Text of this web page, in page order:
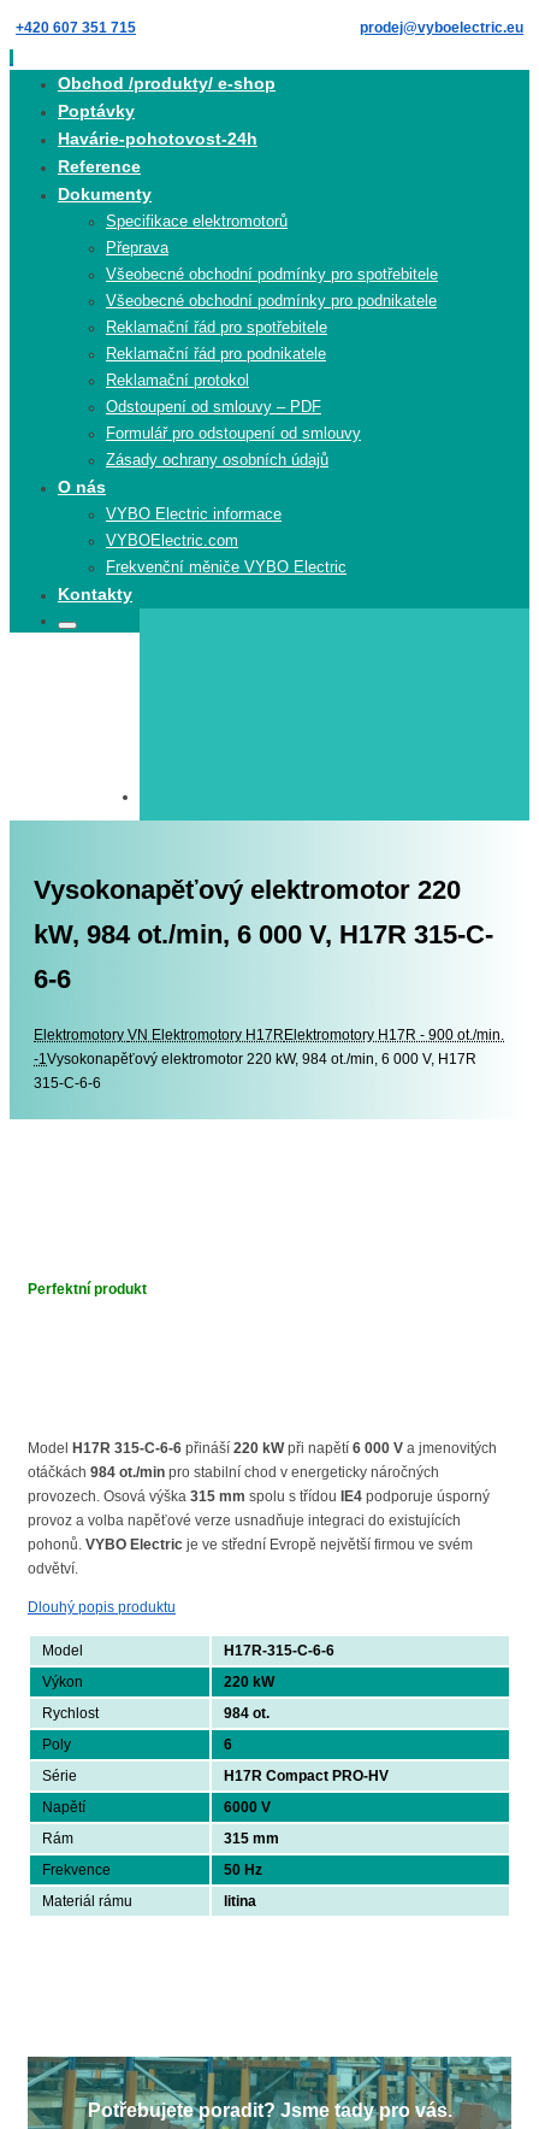
Skip
to
content
+420 607 351 715 prodej@vyboelectric.eu
Obchod /produkty/ e-shop
Poptávky
Havárie-pohotovost-24h
Reference
Dokumenty
Specifikace elektromotorů
Přeprava
Všeobecné obchodní podmínky pro spotřebitele
Všeobecné obchodní podmínky pro podnikatele
Reklamační řád pro spotřebitele
Reklamační řád pro podnikatele
Reklamační protokol
Odstoupení od smlouvy – PDF
Formulář pro odstoupení od smlouvy
Zásady ochrany osobních údajů
O nás
VYBO Electric informace
VYBOElectric.com
Frekvenční měniče VYBO Electric
Kontakty
Search
Search
Vysokonapěťový elektromotor 220
kW, 984 ot./min, 6 000 V, H17R 315-C-
6-6
Elektromotory Elektromotory
VN Elektromotory H17R Elektromotory H17R - 900 ot./min.
-1Vysokonapěťový elektromotor 220 kW, 984 ot./min, 6 000 V, H17R
315-C-6-6
Perfektní produkt
Model H17R 315-C-6-6 přináší 220 kWpři napětí 6 000 V a jmenovitých
otáčkách 984 ot./min pro stabilní chod v energeticky náročných
provozech. Osová výška 315 mm spolu s třídou IE4 podporuje úsporný
provoz a volba napěťové verze usnadňuje integraci do existujících
pohonů. VYBO Electric je ve střední Evropě největší firmou ve svém
odvětví.
Dlouhý popis produktu
Model
H17R-315-C-6-6
Výkon
220 kW
Rychlost
984 ot.
Poly
6
Série
H17R Compact PRO-HV
Napětí
6000 V
Rám
315 mm
Frekvence
50 Hz
Materiál rámu
litina
Potřebujete poradit? Jsme tady pro vás.